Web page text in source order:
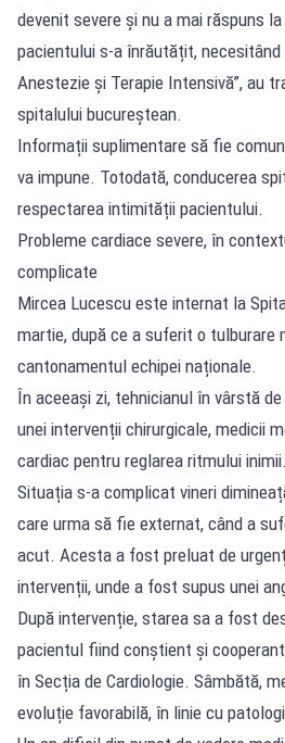
devenit severe și nu a mai răspuns
pacientului s-a înrăutățit,
Anestezie și Terapie Intensivă”, au
spitalului bucureștean.
Informații suplimentare să fie
va impune. Totodată, conducerea
respectarea intimității pacientului.
Probleme cardiace severe, în
complicate
Mircea Lucescu este internat la
martie, după ce a suferit o tulburare
cantonamentul echipei naționale.
În aceeași zi, tehnicianul în vârstă
unei intervenții chirurgicale, medicii
cardiac pentru reglarea ritmului inimii.
Situația s-a complicat vineri
care urma să fie externat, când a
acut. Acesta a fost preluat de
intervenții, unde a fost supus unei
După intervenție, starea sa a fost
pacientul fiind conștient și
în Secția de Cardiologie. Sâmbătă,
evoluție favorabilă, în linie cu